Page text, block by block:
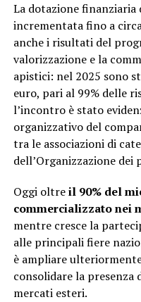
La dotazione
incrementata fino a
anche i risultati del
valorizzazione e la
apistici: nel 2025 sono
euro, pari al 99% delle
l’incontro è stato
organizzativo del
tra le associazioni di
dell’Organizzazione
Oggi oltreil 90% del
commercializzato nei
mentre cresce la
alle principali fiere
è ampliare
consolidare la presenza
mercati esteri.